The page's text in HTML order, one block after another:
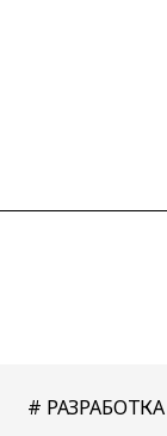
РАЗРАБОТКА